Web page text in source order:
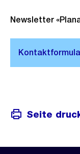
Newsletter
Seite